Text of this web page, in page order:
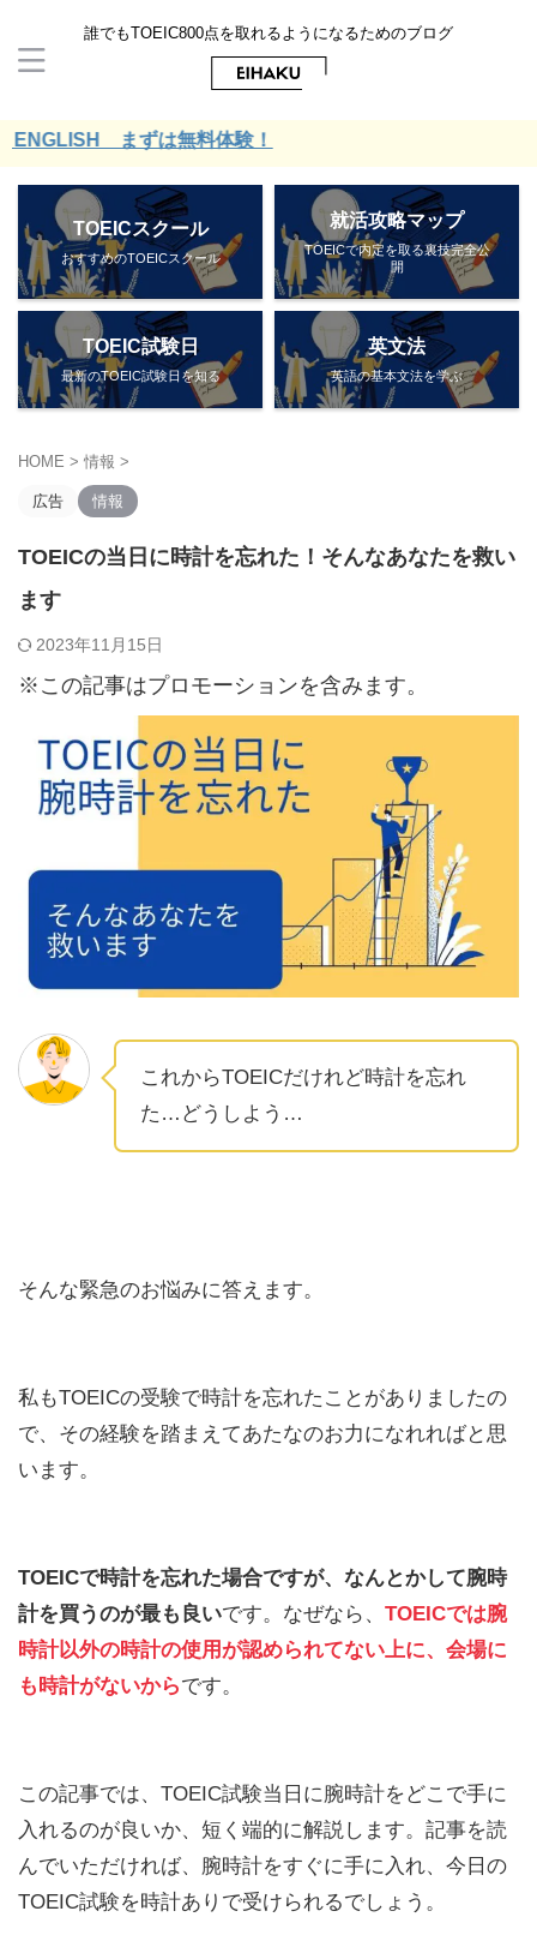
誰でもTOEIC800点を取れるようになるためのブログ
まずは無料体験！
TOEICスクール
おすすめのTOEICスクール
就活攻略マップ
TOEICで内定を取る裏技完全公
開
TOEIC試験日
最新のTOEIC試験日を知る
英文法
英語の基本文法を学ぶ
HOME > 情報 >
広告 情報
TOEICの当日に時計を忘れた！そんなあなたを救い
ます
2023年11月15日
※この記事はプロモーションを含みます。
これからTOEICだけれど時計を忘れ
た…どうしよう…
そんな緊急のお悩みに答えます。
私もTOEICの受験で時計を忘れたことがありましたの
で、その経験を踏まえてあたなのお力になれればと思
います。
TOEICで時計を忘れた場合ですが、なんとかして腕時
計を買うのが最も良いです。なぜなら、 TOEICでは腕
時計以外の時計の使用が認められてない上に、会場に
も時計がないからです。
この記事では、TOEIC試験当日に腕時計をどこで手に
入れるのが良いか、短く端的に解説します。記事を読
んでいただければ、腕時計をすぐに手に入れ、今日の
TOEIC試験を時計ありで受けられるでしょう。